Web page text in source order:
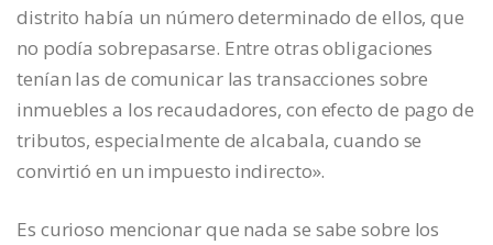
distrito había un número determinado de ellos, que
no podía sobrepasarse. Entre otras obligaciones
tenían las de comunicar las transacciones sobre
inmuebles a los recaudadores, con efecto de pago de
tributos, especialmente de alcabala, cuando se
convirtió en un impuesto indirecto».
Es curioso mencionar que nada se sabe sobre los